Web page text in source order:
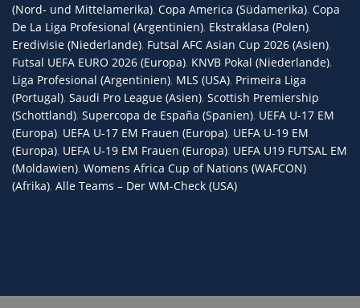
(Nord- und Mittelamerika), Copa America (Südamerika), Copa
De La Liga Profesional (Argentinien), Ekstraklasa (Polen),
Eredivisie (Niederlande), Futsal AFC Asian Cup 2026 (Asien),
Futsal UEFA EURO 2026 (Europa), KNVB Pokal (Niederlande),
Liga Profesional (Argentinien), MLS (USA), Primeira Liga
(Portugal), Saudi Pro League (Asien), Scottish Premiership
(Schottland), Supercopa de España (Spanien), UEFA U-17 EM
(Europa), UEFA U-17 EM Frauen (Europa), UEFA U-19 EM
(Europa), UEFA U-19 EM Frauen (Europa), UEFA U19 FUTSAL EM
(Moldawien), Womens Africa Cup of Nations (WAFCON)
(Afrika), Alle Teams – Der WM-Check (USA)